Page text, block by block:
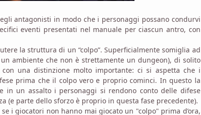
antagonisti in modo che i personaggi possano condurvi
eventi presentati nel manuale per ciascun antro, con
la struttura di un “colpo”. Superficialmente somiglia ad
ambiente che non è strettamente un dungeon), di solito
una distinzione molto importante: ci si aspetta che i
prima che il colpo vero e proprio cominci. In questo la
un assalto i personaggi si rendono conto delle difese
(e parte dello sforzo è proprio in questa fase precedente).
i giocatori non hanno mai giocato un "colpo" prima d’ora,